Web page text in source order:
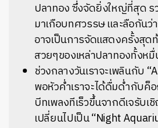
ปลาทอง ซึ่งจัดยิ่งใหญ่ที่สุด
มาเกือบทศวรรษ และลือกัน
อาจเป็นการจัดแสดงครั้งสุด
สวยๆของเหล่าปลาทองทั้งห
ช่วงกลางวันเราจะเพลินกับ
พอหัวค่ำเราจะได้ดื่มด่ำกับค็
บีทเพลงทีเร็วขึ้นจากดีเจรับ
เปลี่ยนไปเป็น “Night